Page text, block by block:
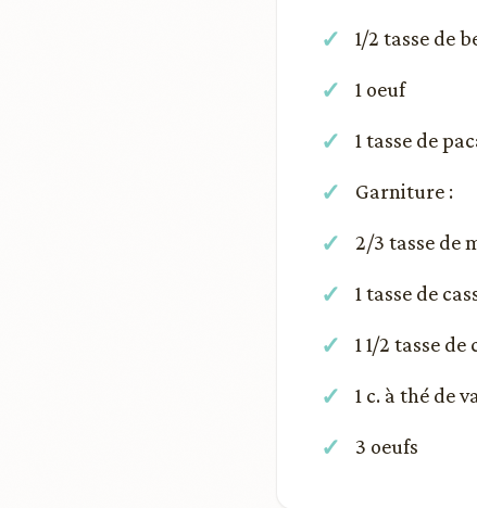
1/2 tasse de
1 oeuf
1 tasse de
Garniture :
2/3 tasse de
1 tasse de
1 1/2 tasse
1 c. à thé de
3 oeufs